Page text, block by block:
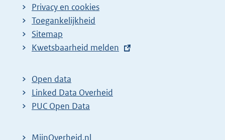
Privacy en cookies
Toegankelijkheid
Sitemap
E
t
e
r
Kwetsbaarheid melden
Open data
Linked Data Overheid
PUC Open Data
MijnOverheid.nl